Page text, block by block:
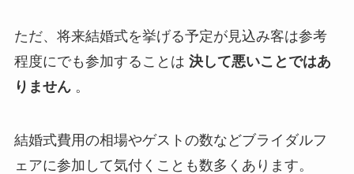
ただ、将来結婚式を挙げる予定が見込み客は参考
程度にでも参加することは 決して悪いことではあ
りません。
結婚式費用の相場やゲストの数などブライダルフ
ェアに参加して気付くことも数多くあります。